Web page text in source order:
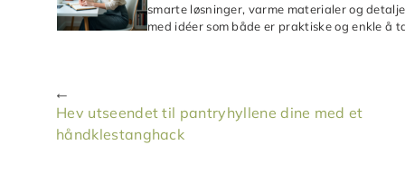
smarte løsninger, varme materialer og
med idéer som både er praktiske og enkle å
Hev utseendet til pantryhyllene dine med et
håndklestanghack